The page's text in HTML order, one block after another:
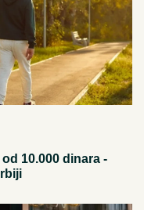
10.000 dinara -